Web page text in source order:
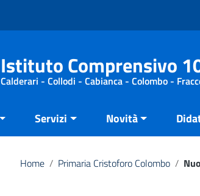
Istituto Comprensivo
Calderari - Collodi - Cabianca - Colombo -
Servizi Novità
Home / Primaria Cristoforo Colombo /